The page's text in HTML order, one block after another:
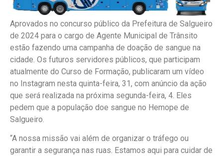
Aprovados no concurso público da Prefeitura de Salgueiro
de 2024 para o cargo de Agente Municipal de Trânsito
estão fazendo uma campanha de doação de sangue na
cidade. Os futuros servidores públicos, que participam
atualmente do Curso de Formação, publicaram um vídeo
no Instagram nesta quinta-feira, 31, com anúncio da ação
que será realizada na próxima segunda-feira, 4. Eles
pedem que a população doe sangue no Hemope de
Salgueiro.
“A nossa missão vai além de organizar o tráfego ou
garantir a segurança nas ruas. Estamos aqui para cuidar de